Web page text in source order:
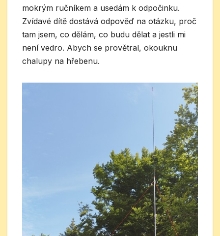
mokrým ručníkem a usedám k odpočinku.
Zvídavé dítě dostává odpověď na otázku, proč
tam jsem, co dělám, co budu dělat a jestli mi
není vedro. Abych se provětral, okouknu
chalupy na hřebenu.